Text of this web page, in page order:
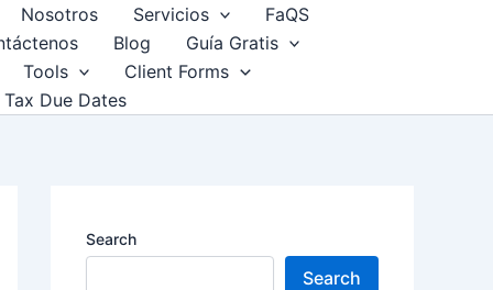
Nosotros Servicios
FaQS
Blog
Guía Gratis
Tools
Client Forms
Tax Due Dates
Search
Search